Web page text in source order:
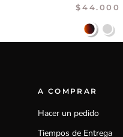
$44.000
A COMPRAR
Hacer un pedido
Tiempos de Entrega